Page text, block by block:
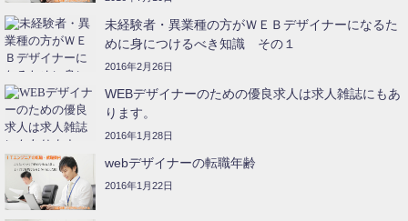
未経験者・異業種の方がＷＥＢデザイナーになるた
めに身につけるべき知識 その１
2016年2月26日
WEBデザイナーのための優良求人は求人雑誌にもあ
ります。
2016年1月28日
webデザイナーの転職年齢
2016年1月22日